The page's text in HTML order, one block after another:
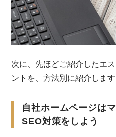
次に、先ほどご紹介したエ
ントを、方法別に紹介します
自社ホームページは
SEO対策をしよう